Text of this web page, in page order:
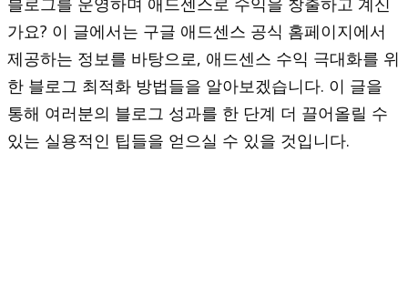
가요? 이 글에서는 구글 애드센스 공식 홈페이지에서
제공하는 정보를 바탕으로, 애드센스 수익 극대화를 위
한 블로그 최적화 방법들을 알아보겠습니다. 이 글을
통해 여러분의 블로그 성과를 한 단계 더 끌어올릴 수
있는 실용적인 팁들을 얻으실 수 있을 것입니다.